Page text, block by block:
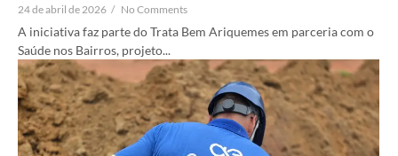
24 de abril de 2026 / No Comments
A iniciativa faz parte do Trata Bem Ariquemes em parceria com o
Saúde nos Bairros, projeto...